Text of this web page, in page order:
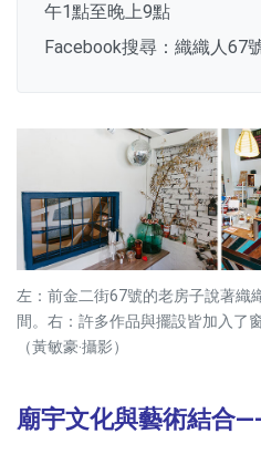
午1點至晚上9點
Facebook搜尋：織織人67
左：前金二街67號的老房子說著織
間。右：許多作品與擺設皆加入了
（黃敏豪‧攝影）
廟宇文化與藝術結合